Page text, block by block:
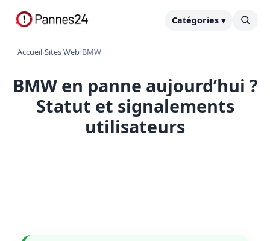
Catégories ▾
Accueil›Sites Web›BMW
BMW en panne aujourd’hui ?
Statut et signalements
utilisateurs